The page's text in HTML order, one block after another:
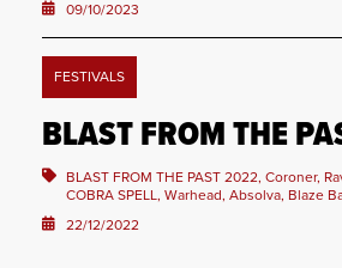
09/10/2023
FESTIVALS
BLAST FROM THE
BLAST FROM THE PAST 2022, Coroner,
COBRA SPELL, Warhead, Absolva, Blaze
22/12/2022